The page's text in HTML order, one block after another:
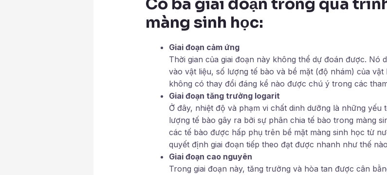
màng sinh học:
Giai đoạn cảm ứng
Thời gian của giai đoạn này không thể dự đoán được. Nó
vào vật liệu, số lượng tế bào và bề mặt (độ nhám) của vật
không có thay đổi đáng kể nào được chú ý trong các
Giai đoạn tăng trưởng logarit
Ở đây, nhiệt độ và phạm vi chất dinh dưỡng là những yếu
lượng tế bào gây ra bởi sự phân chia tế bào trong màng
các tế bào được hấp phụ trên bề mặt màng sinh học từ
quyết định giai đoạn tiếp theo đạt được nhanh như thế
Giai đoạn cao nguyên
Trong giai đoạn này, tăng trưởng và hòa tan được cân